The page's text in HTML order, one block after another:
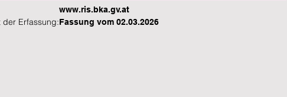
www.ris.bka.gv.at
Erfassung:Fassung vom 02.03.2026